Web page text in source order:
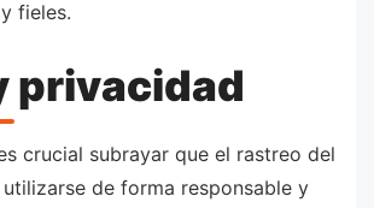
fieles.
privacidad
crucial subrayar que el rastreo del
de forma responsable y